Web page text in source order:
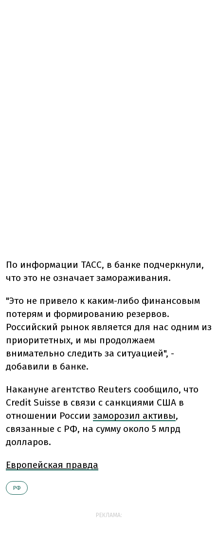
По информации ТАСС, в банке подчеркнули,
что это не означает замораживания.
"Это не привело к каким-либо финансовым
потерям и формированию резервов.
Российский рынок является для нас одним из
приоритетных, и мы продолжаем
внимательно следить за ситуацией", -
добавили в банке.
Накануне агентство Reuters сообщило, что
Credit Suisse в связи с санкциями США в
отношении России заморозил активы,
связанные с РФ, на сумму около 5 млрд
долларов.
Европейская правда
РФ
РЕКЛАМА: